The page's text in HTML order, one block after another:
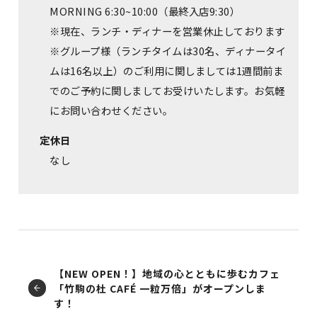
MORNING 6:30~10:00（最終入店9:30）
※現在、ランチ・ディナーを営業休止しております
※グループ様（ランチタイムは30名、ディナータイ
ムは16名以上）のご利用に関しましては1週間前ま
でのご予約に関しましてお受けいたします。お気軽
にお問い合わせください。
定休日
なし
【NEW OPEN！】地域の心とともに歩むカフェ
「竹駒の杜 CAFÉ 一粒万倍」がオープンしま
す！